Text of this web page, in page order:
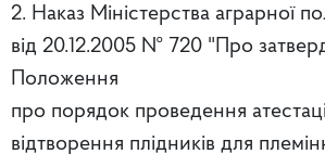
2. Наказ Міністерства аграрної
від 20.12.2005 № 720 "Про
Положення
про порядок проведення
відтворення плідників для